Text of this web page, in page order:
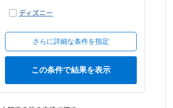
ディズニー
さらに詳細な条件を指定